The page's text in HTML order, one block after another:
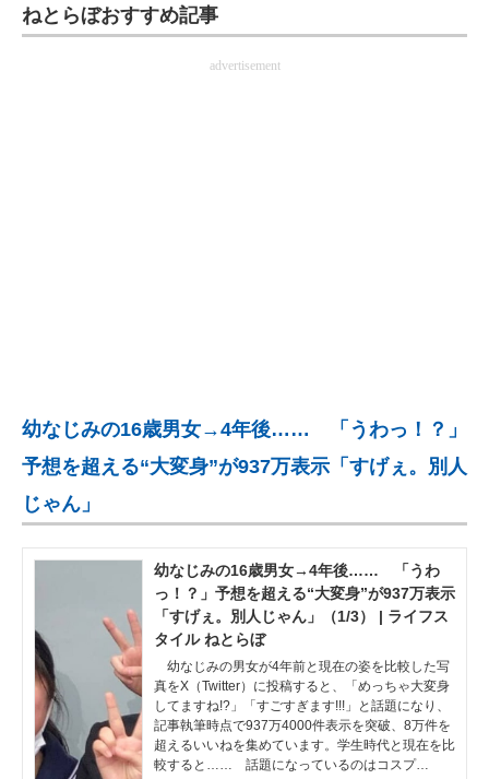
マーケ×ITの今がよく分かる
建設×テクノロジーの最前線
ちょっと気になるネットの話題
ねとらぼおすすめ記事
advertisement
幼なじみの16歳男女→4年後…… 「うわっ！？」
予想を超える“大変身”が937万表示「すげぇ。別人
じゃん」
幼なじみの16歳男女→4年後…… 「うわ
っ！？」予想を超える“大変身”が937万表示
「すげぇ。別人じゃん」（1/3） | ライフス
タイル ねとらぼ
幼なじみの男女が4年前と現在の姿を比較した写
真をX（Twitter）に投稿すると、「めっちゃ大変身
してますね!?」「すごすぎます!!!」と話題になり、
記事執筆時点で937万4000件表示を突破、8万件を
超えるいいねを集めています。学生時代と現在を比
較すると…… 話題になっているのはコスプ…